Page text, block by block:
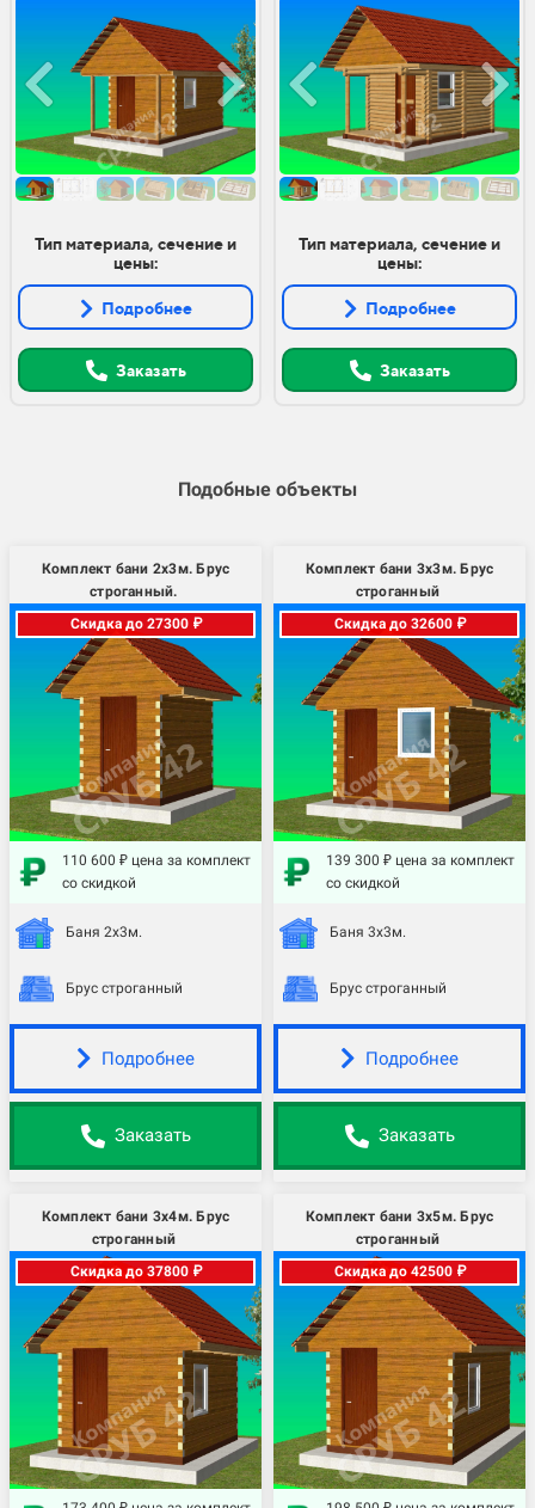
Тип материала, сечение и
цены:
Подробнее
Заказать
Тип материала, сечение и
цены:
Подробнее
Заказать
Подобные объекты
Комплект бани 2х3м. Брус
строганный.
Скидка до 27300 ₽
110 600 ₽ цена за комплект
со скидкой
Баня 2х3м.
Брус строганный
Подробнее
Заказать
Комплект бани 3х3м. Брус
строганный
Скидка до 32600 ₽
139 300 ₽ цена за комплект
со скидкой
Баня 3х3м.
Брус строганный
Подробнее
Заказать
Комплект бани 3х4м. Брус
строганный
Скидка до 37800 ₽
Комплект бани 3х5м. Брус
строганный
Скидка до 42500 ₽